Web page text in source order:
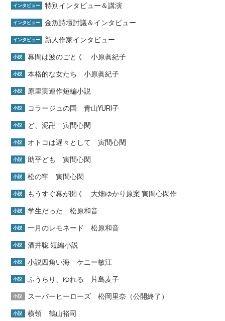
インタビュー 特別インタビュー＆講演
インタビュー 金魚詩壇討議＆インタビュー
インタビュー 新人作家インタビュー
小説 幕間は波のごとく 小原眞紀子
小説 本格的な女たち 小原眞紀子
小説 原里実連作短編小説
小説 コラージュの国 青山YURI子
小説 ど、泥卍 寅間心閑
小説 オトコは遅々として 寅間心閑
小説 助平ども 寅間心閑
小説 松の牢 寅間心閑
小説 もうすぐ幕が開く 大畑ゆかり原案 寅間心閑作
小説 学生だった 松原和音
小説 一月のレモネード 松原和音
小説 酒井聡 短編小説
小説 小説四角い海 ケニー敏江
小説 ふうらり、ゆれる 片島麦子
小説 スーパーヒーローズ 松岡里奈（公開終了）
小説 横領 鶴山裕司